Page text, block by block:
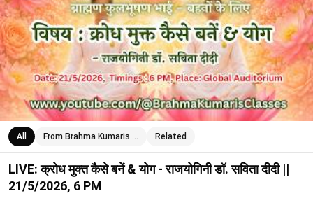
All From Brahma Kumaris … Related
LIVE: क्रोध मुक्त कैसे बनें & योग - राजयोगिनी डॉ. सविता दीदी ||
21/5/2026, 6 PM